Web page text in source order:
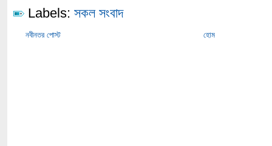
Labels: সকল সংবাদ
নবীনতর পোস্ট হোম